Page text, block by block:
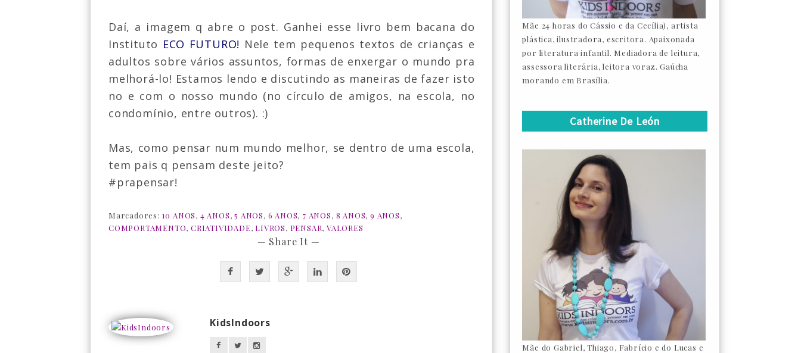
Daí, a imagem q abre o post. Ganhei esse livro bem bacana do
Instituto ECO FUTURO! Nele tem pequenos textos de crianças e
adultos sobre vários assuntos, formas de enxergar o mundo pra
melhorá-lo! Estamos lendo e discutindo as maneiras de fazer isto
no e com o nosso mundo (no círculo de amigos, na escola, no
condomínio, entre outros). :)
Mas, como pensar num mundo melhor, se dentro de uma escola,
tem pais q pensam deste jeito?
#prapensar!
Marcadores: 10 ANOS, 4 ANOS,5 ANOS, 6 ANOS, 7 ANOS, 8 ANOS, 9 ANOS,
COMPORTAMENTO,CRIATIVIDADE, LIVROS, PENSAR,VALORES
— Share It —
KidsIndoors
Mãe 24 horas do Cássio e da Cecília), artista
plástica, ilustradora, escritora. Apaixonada
por literatura infantil. Mediadora de leitura,
assessora literária, leitora voraz. Gaúcha
morando em Brasília.
Catherine De León
Mãe do Gabriel, Thiago, Fabrício e do Lucas e